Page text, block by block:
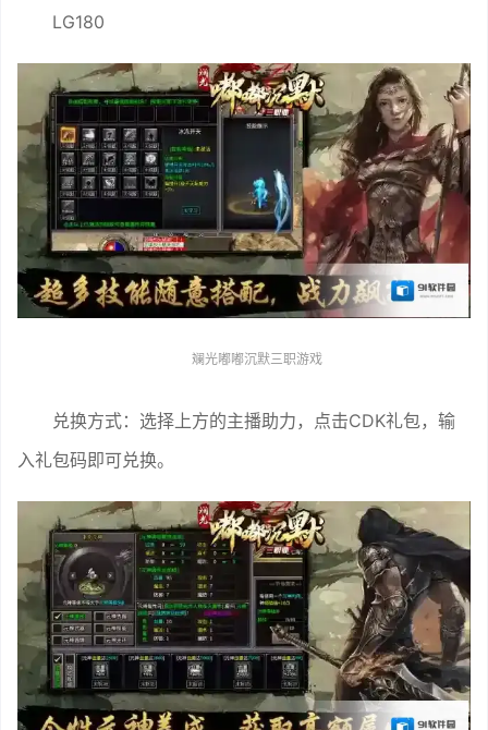
LG180
斓光嘟嘟沉默三职游戏
兑换方式：选择上方的主播助力，点击CDK礼包，输
入礼包码即可兑换。